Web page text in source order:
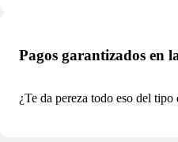
Pagos garantizados en
¿Te da pereza todo eso del